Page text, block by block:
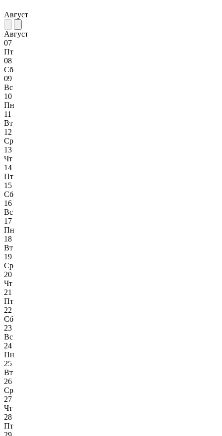
Август
Август
07
Пт
08
Сб
09
Вс
10
Пн
11
Вт
12
Ср
13
Чт
14
Пт
15
Сб
16
Вс
17
Пн
18
Вт
19
Ср
20
Чт
21
Пт
22
Сб
23
Вс
24
Пн
25
Вт
26
Ср
27
Чт
28
Пт